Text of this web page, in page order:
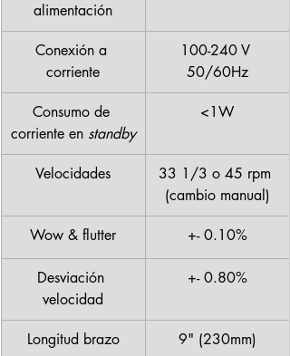
alimentación
Conexión a
corriente
100-240 V
50/60Hz
Consumo de
corriente en standby
<1W
Velocidades
33 1/3 o 45 rpm
(cambio manual)
Wow & flutter +- 0.10%
Desviación
velocidad
+- 0.80%
Longitud brazo 9" (230mm)